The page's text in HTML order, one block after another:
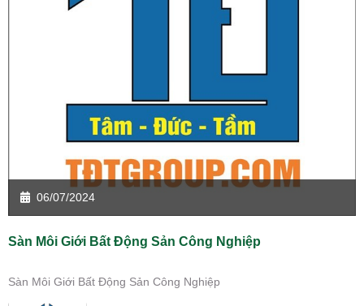
06/07/2024
Sàn Môi Giới Bất Động Sản Công Nghiệp
Sàn Môi Giới Bất Động Sản Công Nghiệp